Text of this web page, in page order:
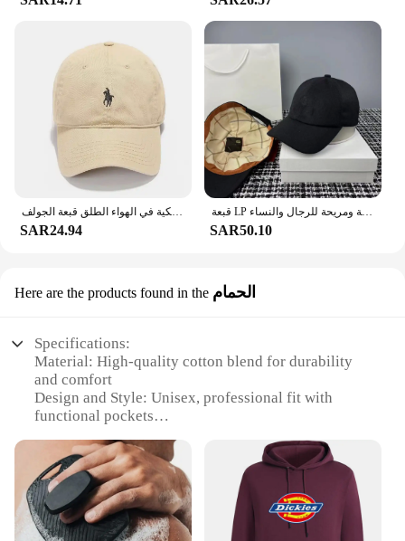
أزياء المرأة قبعة للجنسين قبعة بيسبول القطن قبعة باردة عارضة الرجال لينة أعلى قبعات البيسبول قبعة سائق الشاحنة الكلاسيكية في الهواء الطلق قبعة الجولف
SAR24.94
قبعة LP من الكشمير للخريف والشتاء، قبعات بيسبول كاجوال مطرزة دافئة ومريحة للرجال والنساء
SAR50.10
Here are the products found in the الحمام
Specifications:
Material: High-quality cotton blend for durability
and comfort
Design and Style: Unisex, professional fit with
functional pockets
and healthcare workers
Performance and Property: Stain-resistant and easy
to clean
Shape or Size or Weight or Quantity: Available in a
variety of sizes and sets to suit different needs